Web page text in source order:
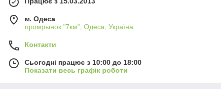
м. Одеса
промрынок "7км", Одеса, Україна
Контакти
Сьогодні працює з 10:00 до 18:00
Показати весь графік роботи